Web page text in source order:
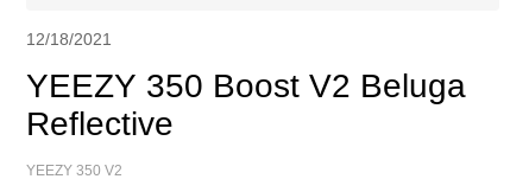
12/18/2021
YEEZY 350 Boost V2 Beluga
Reflective
YEEZY 350 V2